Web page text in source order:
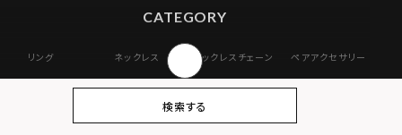
CATEGORY
リング ネックレス ネックレスチェーン ペアアクセサリー
検索する